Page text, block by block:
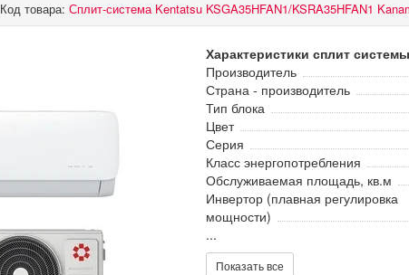
Код товара: Сплит-система Kentatsu KSGA35HFAN1/KSRA35HFAN1
Характеристики сплит системы
Производитель
Страна - производитель
Тип блока
Цвет
Серия
Класс энергопотребления
Обслуживаемая площадь, кв.м
Инвертор (плавная регулировка
мощности)
...
Показать все